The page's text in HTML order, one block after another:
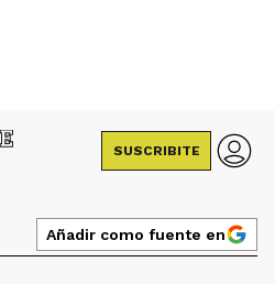
SUSCRIBITE
Añadir como fuente en